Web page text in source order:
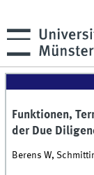
Funktionen,
der Due
Berens W,